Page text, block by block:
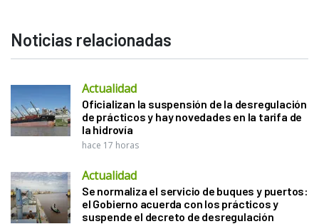
Noticias relacionadas
Actualidad
Oficializan la suspensión de la desregulación
de prácticos y hay novedades en la tarifa de
la hidrovía
hace 17 horas
Actualidad
Se normaliza el servicio de buques y puertos:
el Gobierno acuerda con los prácticos y
suspende el decreto de desregulación